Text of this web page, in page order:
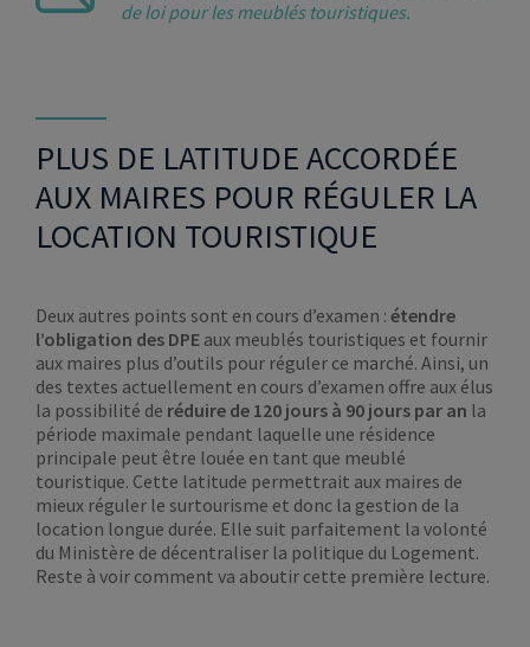
de loi pour les meublés touristiques.
PLUS DE LATITUDE ACCORDÉE
AUX MAIRES POUR RÉGULER LA
LOCATION TOURISTIQUE
Deux autres points sont en cours d’examen : étendre
l’obligation des DPE aux meublés touristiques et fournir
aux maires plus d’outils pour réguler ce marché. Ainsi, un
des textes actuellement en cours d’examen offre aux élus
la possibilité de réduire de 120 jours à 90 jours par an la
période maximale pendant laquelle une résidence
principale peut être louée en tant que meublé
touristique. Cette latitude permettrait aux maires de
mieux réguler le surtourisme et donc la gestion de la
location longue durée. Elle suit parfaitement la volonté
du Ministère de décentraliser la politique du Logement.
Reste à voir comment va aboutir cette première lecture.